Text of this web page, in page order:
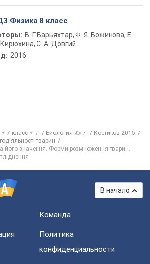
Физика 8 класс
В. Г. Барьяхтар, Ф. Я. Божинова, Е.
С. А. Довгий
2016
⚡ 7 класс ⚡ Биология ✍
Костиков 2015
тварин
його значення. Форми розмноження тварин.
В начало
Команда
Политика
конфиденциальности